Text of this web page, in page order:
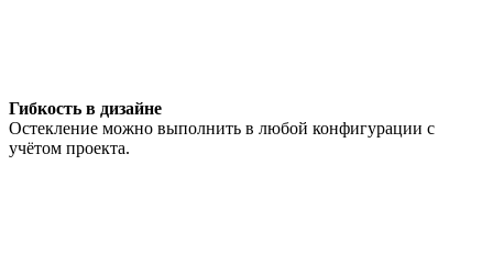
Гибкость в дизайне
Остекление можно выполнить в любой конфигурации с
учётом проекта.